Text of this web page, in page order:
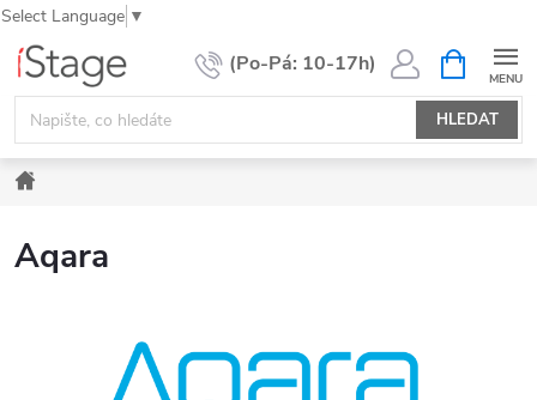
Select Language ▼
Přejít
obsah
HLEDAT
NÁKUPNÍ
KOŠÍK
Aqara